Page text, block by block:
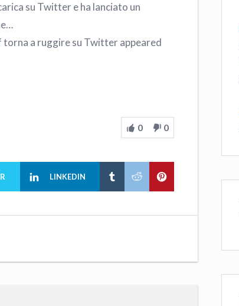
su Twitter e ha lanciato un
torna a ruggire su Twitter appeared
0 0
LINKEDIN